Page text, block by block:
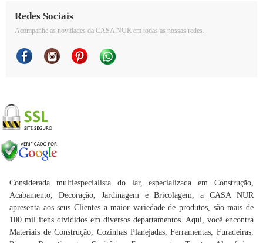
Redes Sociais
Acompanhe as novidades da CASA NUR em todas as nossas redes.
Considerada multiespecialista do lar, especializada em Construção,
Acabamento, Decoração, Jardinagem e Bricolagem, a CASA NUR
apresenta aos seus Clientes a maior variedade de produtos, são mais de
100 mil itens divididos em diversos departamentos. Aqui, você encontra
Materiais de Construção, Cozinhas Planejadas, Ferramentas, Furadeiras,